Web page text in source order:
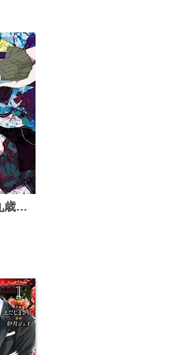
ヒメゴト～十九歳の制服～